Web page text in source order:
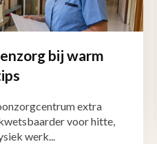
bij warm
extra
voor hitte,
werk...